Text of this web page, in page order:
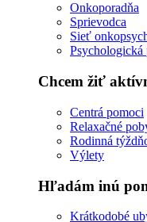
Onkoporadňa
Sprievodca
Sieť
Psychologická
Chcem žiť
Centrá pomoci
Relaxačné
Rodinná
Výlety
Hľadám inú
Krátkodobé